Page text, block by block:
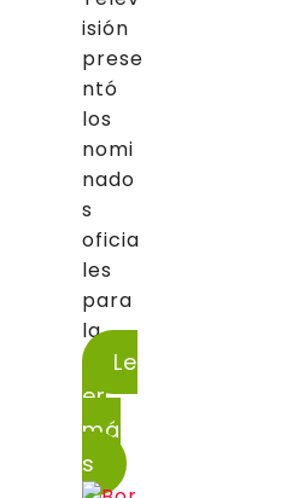
isión
prese
ntó
los
nomi
nado
s
oficia
les
para
la...
Le
er
má
s